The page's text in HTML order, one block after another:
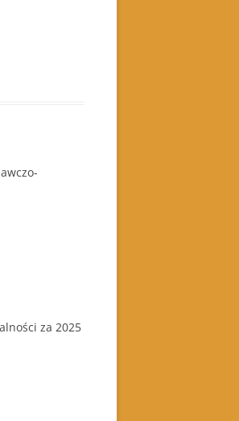
za 2025